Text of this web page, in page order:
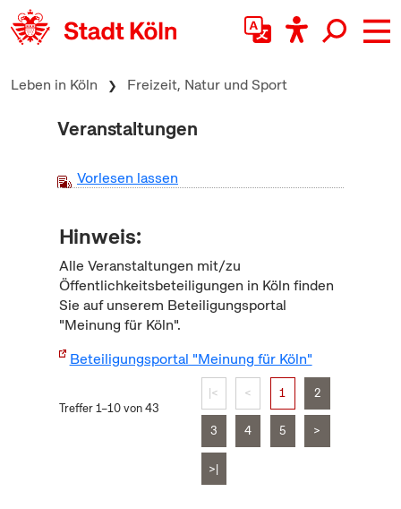
zum Inhalt springen
Leben in Köln Freizeit, Natur und Sport
Veranstaltungen
Vorlesen lassen
Hinweis:
Alle Veranstaltungen mit/zu
Öffentlichkeitsbeteiligungen in Köln finden
Sie auf unserem Beteiligungsportal
"Meinung für Köln".
Beteiligungsportal "Meinung für Köln"
Treffer 1–10 von 43
|< < 1 2
3 4 5 >
>|